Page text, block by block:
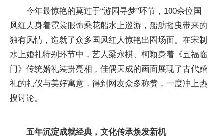
今年最惊艳的莫过于“游园寻梦”环节，100余位国
风红人身着霓裳服饰乘花船水上巡游，船舫摇曳带来的
独有风情，造就了众多国风红人惊艳出圈场面。在宋制
水上婚礼特别环节中，艺人梁永棋、柯颖身着《五福临
门》传统婚礼装扮亮相，佳偶天成的画面展现了古代婚
礼的礼仪与美好寓意，得到网友众多称赞，一度冲上热
搜讨论。
五年沉淀成就经典，文化传承焕发新机